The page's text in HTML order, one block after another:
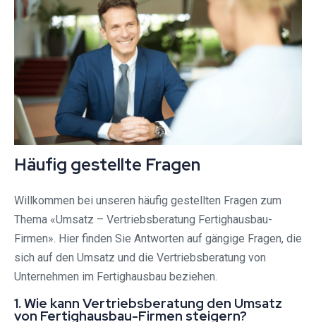
Häufig gestellte Fragen
Willkommen bei unseren häufig gestellten Fragen zum
Thema «Umsatz – Vertriebsberatung Fertighausbau-
Firmen». Hier finden Sie Antworten auf gängige Fragen, die
sich auf den Umsatz und die Vertriebsberatung von
Unternehmen im Fertighausbau beziehen.
1. Wie kann Vertriebsberatung den Umsatz
von Fertighausbau-Firmen steigern?